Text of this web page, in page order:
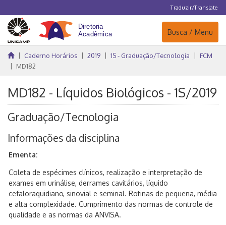
Traduzir/Translate
Navegação
Busca / Menu
Caderno Horários 2019 1S - Graduação/Tecnologia
FCM
MD182
MD182 - Líquidos Biológicos - 1S/2019
Graduação/Tecnologia
Informações da disciplina
Ementa:
Coleta de espécimes clínicos, realização e interpretação de
exames em urinálise, derrames cavitários, líquido
cefaloraquidiano, sinovial e seminal. Rotinas de pequena, média
e alta complexidade. Cumprimento das normas de controle de
qualidade e as normas da ANVISA.